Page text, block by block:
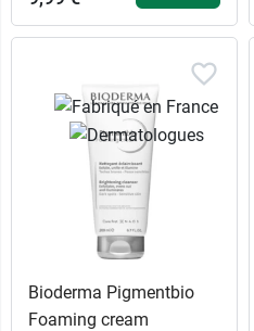
Bioderma Pigmentbio
Foaming cream